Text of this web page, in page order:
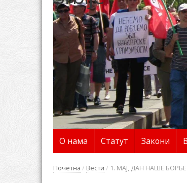
О нама Статут Закони
Почетна / Вести / 1. МАЈ, ДАН НАШЕ